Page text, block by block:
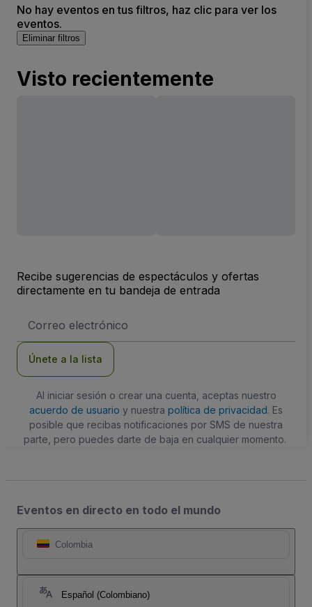
No hay eventos en tus filtros, haz clic para ver los
eventos.
Eliminar filtros
Visto recientemente
Recibe sugerencias de espectáculos y ofertas
directamente en tu bandeja de entrada
de
Únete a la lista
Al iniciar sesión o crear una cuenta, aceptas nuestro
acuerdo de usuario y nuestra política de privacidad. Es
posible que recibas notificaciones por SMS de nuestra
parte, pero puedes darte de baja en cualquier momento.
Eventos en directo en todo el mundo
Colombia
Español (Colombiano)